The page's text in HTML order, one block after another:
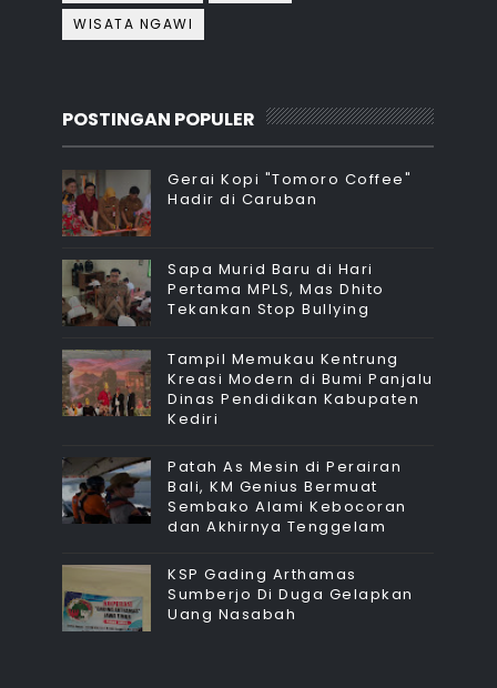
WISATA NGAWI
POSTINGAN POPULER
Gerai Kopi "Tomoro Coffee"
Hadir di Caruban
Sapa Murid Baru di Hari
Pertama MPLS, Mas Dhito
Tekankan Stop Bullying
Tampil Memukau Kentrung
Kreasi Modern di Bumi Panjalu
Dinas Pendidikan Kabupaten
Kediri
Patah As Mesin di Perairan
Bali, KM Genius Bermuat
Sembako Alami Kebocoran
dan Akhirnya Tenggelam
KSP Gading Arthamas
Sumberjo Di Duga Gelapkan
Uang Nasabah